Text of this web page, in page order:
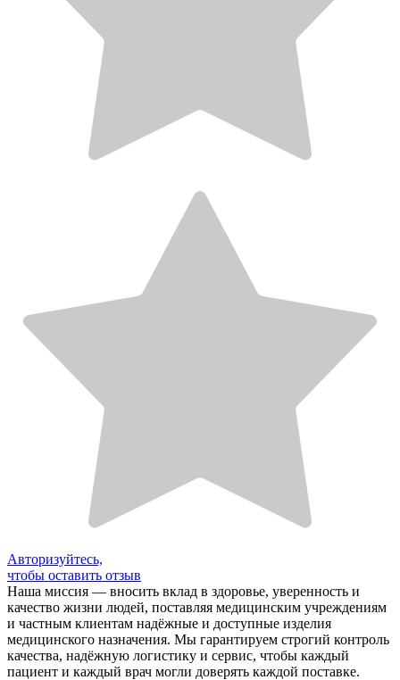
Авторизуйтесь,
чтобы оставить отзыв
Наша миссия — вносить вклад в здоровье, уверенность и
качество жизни людей, поставляя медицинским учреждениям
и частным клиентам надёжные и доступные изделия
медицинского назначения. Мы гарантируем строгий контроль
качества, надёжную логистику и сервис, чтобы каждый
пациент и каждый врач могли доверять каждой поставке.